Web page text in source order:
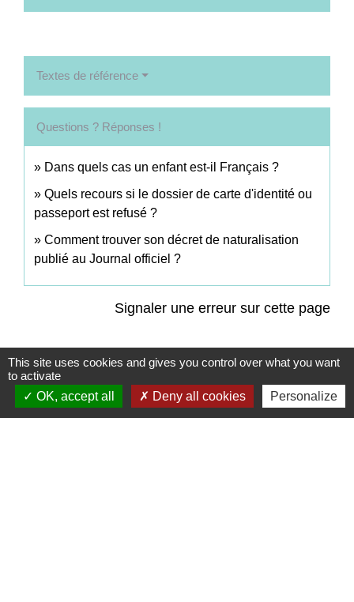
Textes de référence
Questions ? Réponses !
Dans quels cas un enfant est-il Français ?
Quels recours si le dossier de carte d'identité ou
passeport est refusé ?
Comment trouver son décret de naturalisation
publié au Journal officiel ?
Signaler une erreur sur cette page
Contacts
This site uses cookies and gives you control over what you want
to activate
OK, accept all
Deny all cookies Personalize